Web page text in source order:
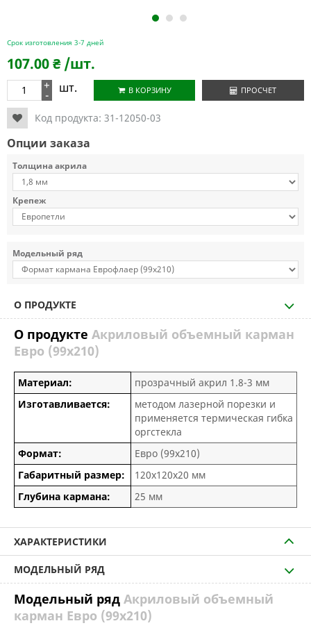
1 2 3
Срок изготовления 3-7 дней
107.00₴ /шт.
+
- шт. В КОРЗИНУ ПРОСЧЕТ
Код продукта: 31-12050-03
Опции заказа
Толщина акрила
Крепеж
Модельный ряд
О ПРОДУКТЕ
О продукте Акриловый объемный карман
Евро (99х210)
Материал:
прозрачный акрил 1.8-3 мм
Изготавливается:
методом лазерной порезки и
применяется термическая гибка
оргстекла
Формат:
Евро (99х210)
Габаритный размер:
120х120х20 мм
Глубина кармана:
25 мм
ХАРАКТЕРИСТИКИ
МОДЕЛЬНЫЙ РЯД
Модельный ряд Акриловый объемный
карман Евро (99х210)